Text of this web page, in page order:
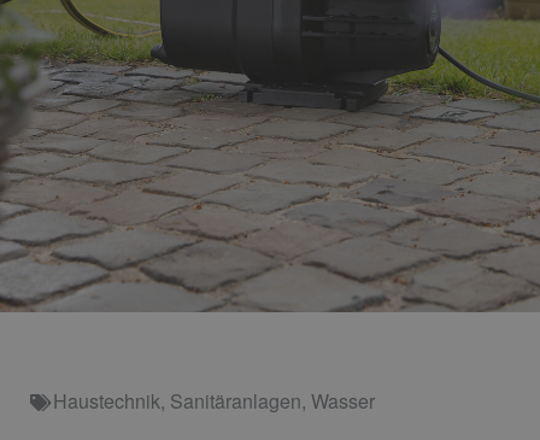
Haustechnik, Sanitäranlagen, Wasser